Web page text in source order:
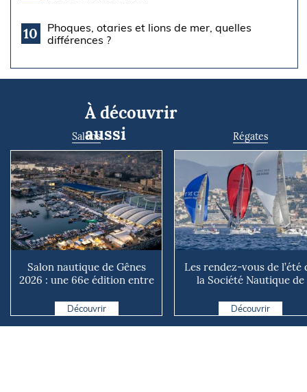
10
Phoques, otaries et lions de mer, quelles
différences ?
À découvrir
aussi
Salons
Salon nautique de Gênes
2026 : une 66e édition entre
Découvrir
Régates
Les rendez-vous de l’été
la Société Nautique de
Découvrir